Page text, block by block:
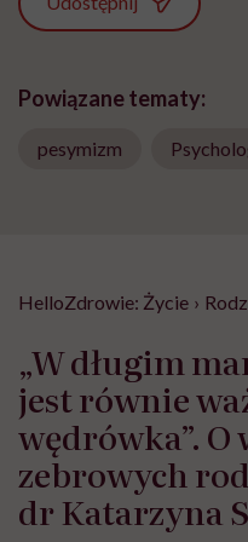
Powiązane tematy:
pesymizm
HelloZdrowie: Życie ›
„W długim
jest równie
wędrówka”.
zebrowych
dr Katarzyna